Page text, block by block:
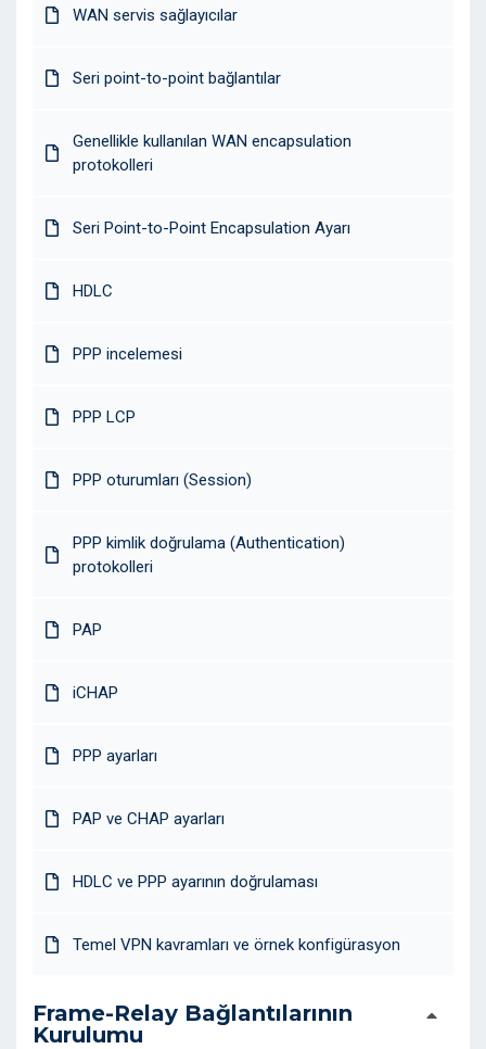
WAN servis sağlayıcılar
Seri point-to-point bağlantılar
Genellikle kullanılan WAN encapsulation
protokolleri
Seri Point-to-Point Encapsulation Ayarı
HDLC
PPP incelemesi
PPP LCP
PPP oturumları (Session)
PPP kimlik doğrulama (Authentication)
protokolleri
PAP
iCHAP
PPP ayarları
PAP ve CHAP ayarları
HDLC ve PPP ayarının doğrulaması
Temel VPN kavramları ve örnek konfigürasyon
Frame-Relay Bağlantılarının
Kurulumu